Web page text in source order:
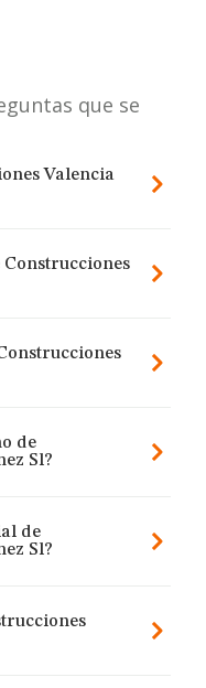
que se
Valencia
de
Sl?
de
Sl?